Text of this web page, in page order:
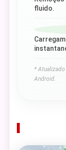
fluido.
*
Android.